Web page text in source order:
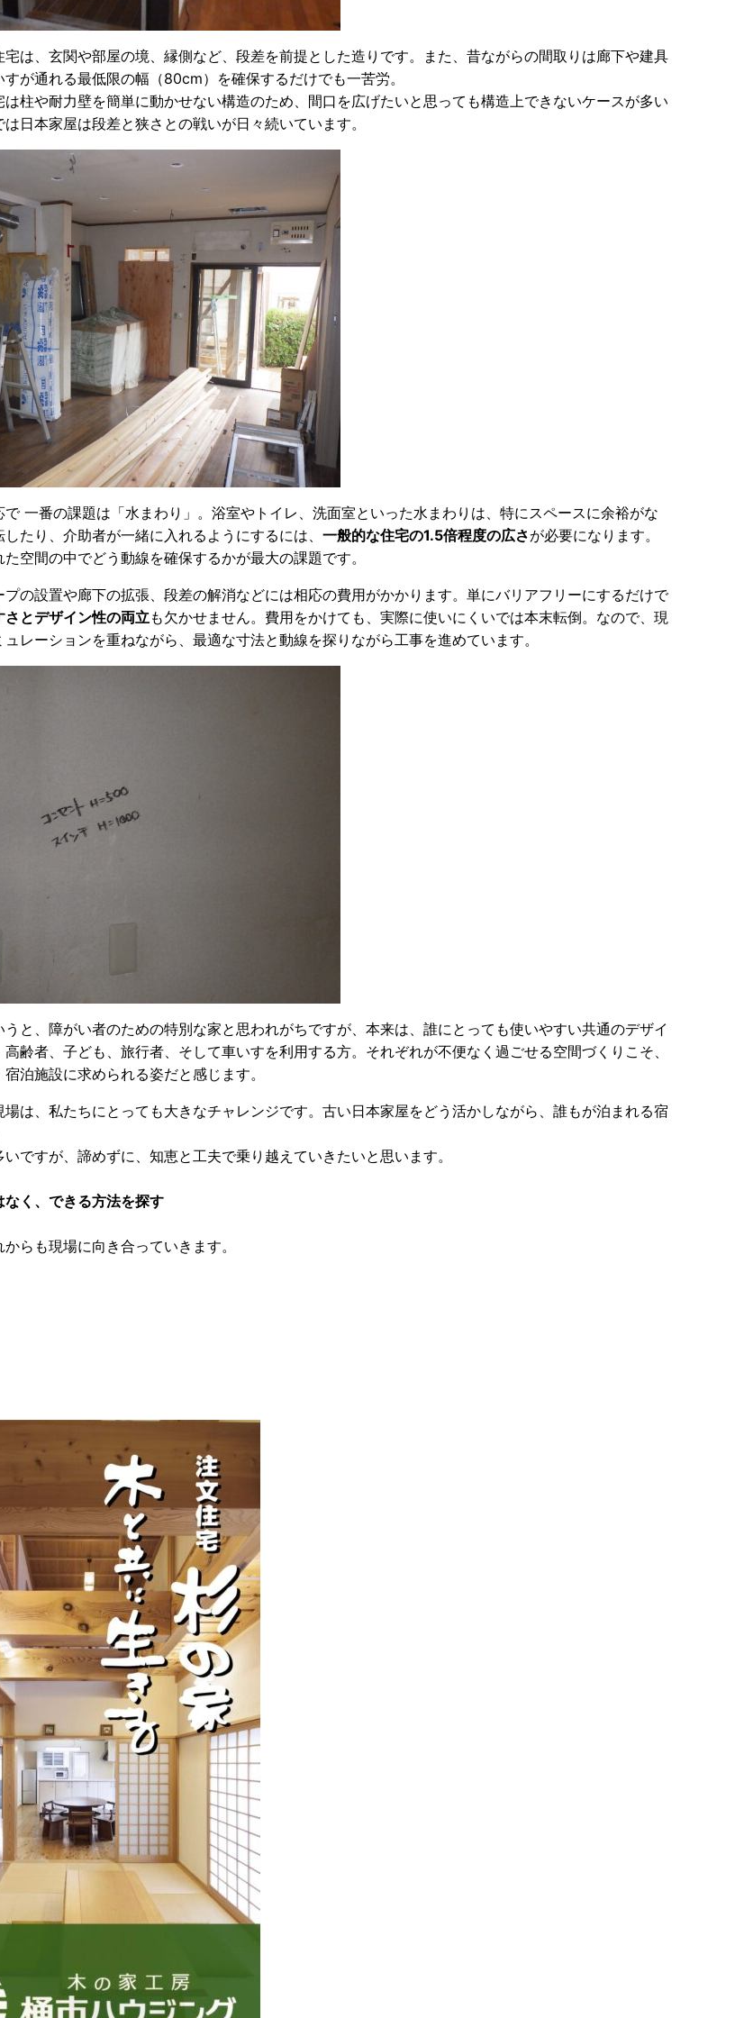
宅は、玄関や部屋の境、縁側など、段差を前提とした造りです。また、昔ながらの間取りは廊下や建具
が通れる最低限の幅（80cm）を確保するだけでも一苦労。
は柱や耐力壁を簡単に動かせない構造のため、間口を広げたいと思っても構造上できないケースが多い
日本家屋は段差と狭さとの戦いが日々続いています。
で 一番の課題は「水まわり」。浴室やトイレ、洗面室といった水まわりは、特にスペースに余裕がな
したり、介助者が一緒に入れるようにするには、 一般的な住宅の1.5倍程度の広さが必要になります。
空間の中でどう動線を確保するかが最大の課題です。
プの設置や廊下の拡張、段差の解消などには相応の費用がかかります。単にバリアフリーにするだけで
さとデザイン性の両立 も欠かせません。費用をかけても、実際に使いにくいでは本末転倒。なので、現
レーションを重ねながら、最適な寸法と動線を探りながら工事を進めています。
と、障がい者のための特別な家と思われがちですが、本来は、誰にとっても使いやすい共通のデザイ
高齢者、子ども、旅行者、そして車いすを利用する方。それぞれが不便なく過ごせる空間づくりこそ、
泊施設に求められる姿だと感じます。
は、私たちにとっても大きなチャレンジです。古い日本家屋をどう活かしながら、誰もが泊まれる宿
ですが、諦めずに、知恵と工夫で乗り越えていきたいと思います。
く、できる方法を探す
らも現場に向き合っていきます。